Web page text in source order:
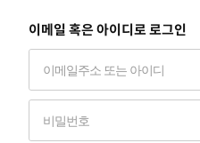
이메일 혹은 아이디로 로그인